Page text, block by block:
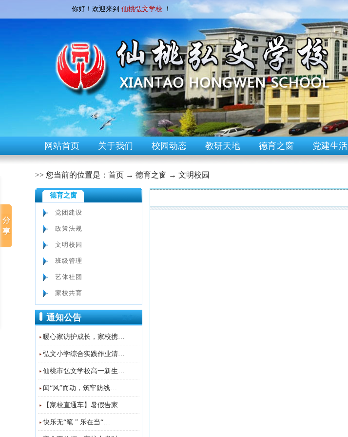
你好！欢迎来到 仙桃弘文学校 ！
网站首页 关于我们 校园动态 教研天地 德育之窗 党建生活
>> 您当前的位置是： 首页 → 德育之窗 → 文明校园
德育之窗
党团建设
政策法规
文明校园
班级管理
艺体社团
家校共育
通知公告 更多>>
暖心家访护成长，家校携…
弘文小学综合实践作业清…
仙桃市弘文学校高一新生…
闻“风”而动，筑牢防线…
【家校直通车】暑假告家…
快乐无“笔 ” 乐在当“…